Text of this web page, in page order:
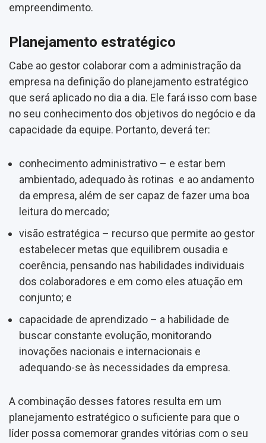
empreendimento.
Planejamento estratégico
Cabe ao gestor colaborar com a administração da
empresa na definição do planejamento estratégico
que será aplicado no dia a dia. Ele fará isso com base
no seu conhecimento dos objetivos do negócio e da
capacidade da equipe. Portanto, deverá ter:
conhecimento administrativo – e estar bem
ambientado, adequado às rotinas e ao andamento
da empresa, além de ser capaz de fazer uma boa
leitura do mercado;
visão estratégica – recurso que permite ao gestor
estabelecer metas que equilibrem ousadia e
coerência, pensando nas habilidades individuais
dos colaboradores e em como eles atuação em
conjunto; e
capacidade de aprendizado – a habilidade de
buscar constante evolução, monitorando
inovações nacionais e internacionais e
adequando-se às necessidades da empresa.
A combinação desses fatores resulta em um
planejamento estratégico o suficiente para que o
líder possa comemorar grandes vitórias com o seu